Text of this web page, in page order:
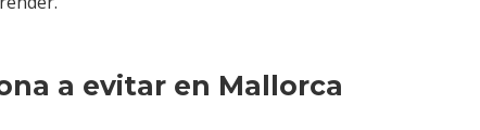
a evitar en Mallorca